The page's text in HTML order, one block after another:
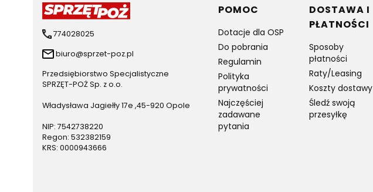
774028025
biuro@sprzet-poz.pl
Przedsiębiorstwo Specjalistyczne
SPRZĘT-POŻ Sp. z o.o.
Władysława Jagiełły 17e ,45-920 Opole
NIP: 7542738220
Regon: 532382159
KRS: 0000943666
Linki w stopce
POMOC
Dotacje dla OSP
Do pobrania
Regulamin
Polityka
prywatności
Najczęściej
zadawane
pytania
DOSTAWA I
PŁATNOŚCI
Sposoby
płatności
Raty/Leasing
Koszty dostawy
Śledź swoją
przesyłkę